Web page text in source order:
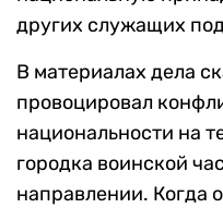
других служащих
В материалах дела
провоцировал
национальности на
городка воинской
направлении. Когда